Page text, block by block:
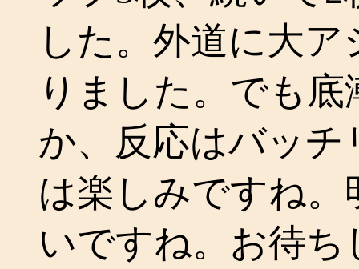
した。外道に大
りました。でも
か、反応はバッ
は楽しみですね
いですね。お待